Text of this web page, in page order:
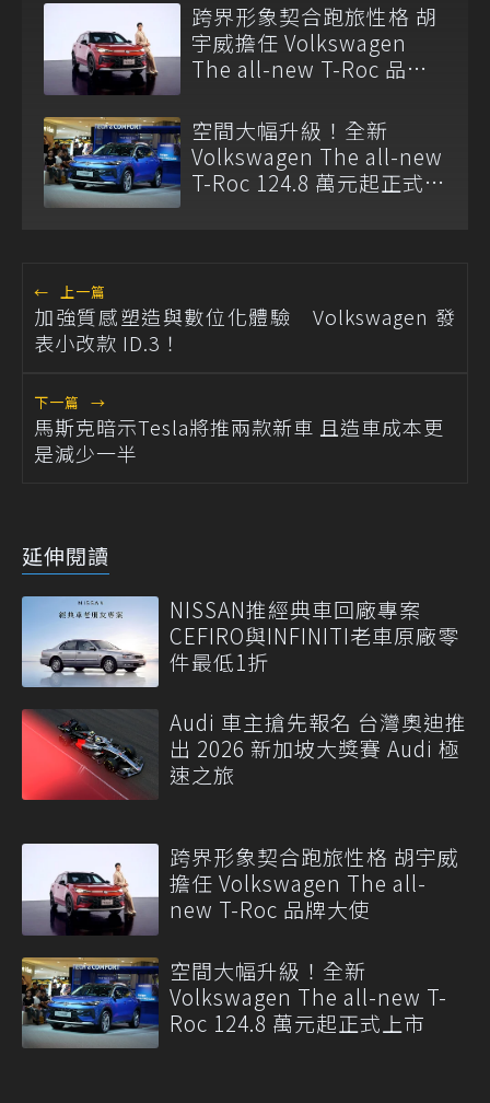
跨界形象契合跑旅性格 胡
宇威擔任 Volkswagen
The all-new T-Roc 品牌
空間大幅升級！全新
Volkswagen The all-new
T-Roc 124.8 萬元起正式上
← 上一篇
加強質感塑造與數位化體驗 Volkswagen 發
表小改款 ID.3！
下一篇 →
馬斯克暗示Tesla將推兩款新車 且造車成本更
是減少一半
延伸閱讀
NISSAN推經典車回廠專案
CEFIRO與INFINITI老車原廠零
件最低1折
Audi 車主搶先報名 台灣奧迪推
出 2026 新加坡大獎賽 Audi 極
速之旅
跨界形象契合跑旅性格 胡宇威
擔任 Volkswagen The all-
new T-Roc 品牌大使
空間大幅升級！全新
Volkswagen The all-new T-
Roc 124.8 萬元起正式上市